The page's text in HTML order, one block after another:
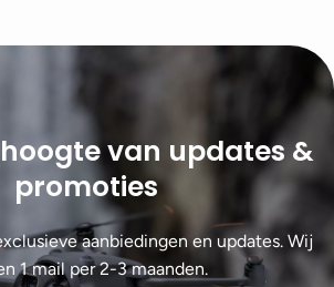
van updates &
promoties
aanbiedingen en updates. Wij
1 mail per 2-3 maanden.